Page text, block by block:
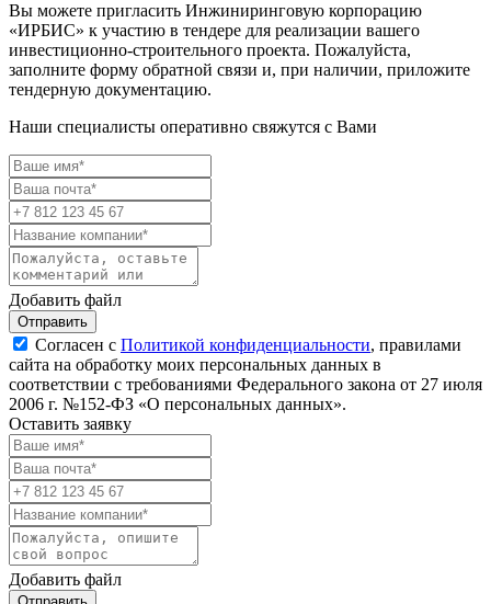
Вы можете пригласить Инжиниринговую корпорацию
«ИРБИС» к участию в тендере для реализации вашего
инвестиционно-строительного проекта. Пожалуйста,
заполните форму обратной связи и, при наличии, приложите
тендерную документацию.
Наши специалисты оперативно свяжутся с Вами
Добавить файл
Отправить
Согласен с Политикой конфиденциальности, правилами
сайта на обработку моих персональных данных в
соответствии с требованиями Федерального закона от 27 июля
2006 г. №152-ФЗ «О персональных данных».
Оставить заявку
Добавить файл